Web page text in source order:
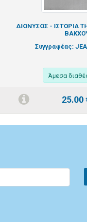
ΔΙΟΝΥΣΟΣ - ΙΣΤΟΡΙΑ
Συγγραφέας:
Άμεσα
25.00